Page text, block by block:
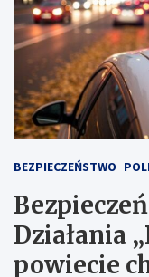
BEZPIECZEŃSTWO
Działania
powiecie